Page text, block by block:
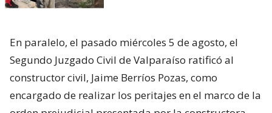
En paralelo, el pasado miércoles 5 de agosto, el
Segundo Juzgado Civil de Valparaíso ratificó al
constructor civil, Jaime Berríos Pozas, como
encargado de realizar los peritajes en el marco de la